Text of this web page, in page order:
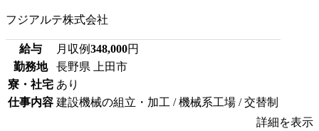
フジアルテ株式会社
給与 月収例348,000円
勤務地
長野県 上田市
寮・社宅 あり
仕事内容 建設機械の組立・加工 / 機械系工場 / 交替制
詳細を表示